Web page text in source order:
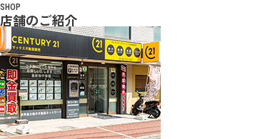
SHOP
店舗のご紹介